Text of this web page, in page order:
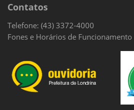
Contatos
Telefone: (43) 3372-4000
Fones e Horários de Funcionamento